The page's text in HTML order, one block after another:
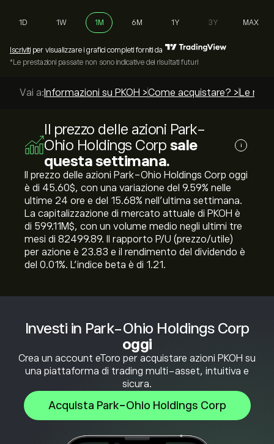
Investi in Park-Ohio Holdings Corp
oggi
Crea un account eToro per acquistare azioni PKOH su
una piattaforma di trading multi-asset, intuitiva e
sicura.
Acquista Park-Ohio Holdings Corp
1D 1W 1M 6M 1Y 3Y MAX
Iscriviti per visualizzare i grafici completi forniti da
*Le prestazioni passate non sono indicative dei risultati futuri
Vai a: Informazioni su PKOH >Come acquistare? > Le
Il prezzo delle azioni Park-
Ohio Holdings Corp sale
questa settimana.
i
Il prezzo delle azioni Park-Ohio Holdings Corp oggi
è di 45.60‎$‎, con una variazione del ‎9.59‎% nelle
ultime 24 ore e del ‎15.68‎% nell'ultima settimana.
La capitalizzazione di mercato attuale di PKOH è
di 599.11M‎$‎, con un volume medio negli ultimi tre
mesi di 82499.89. Il rapporto P/U (prezzo/utile)
per azione è 23.83 e il rendimento del dividendo è
del 0.01%. L'indice beta è di 1.21.